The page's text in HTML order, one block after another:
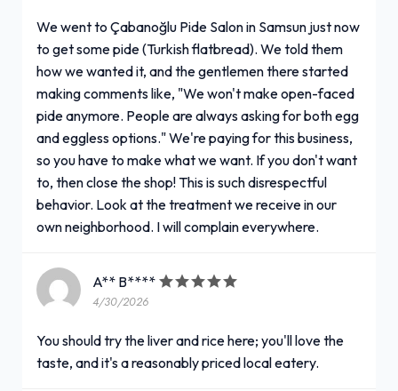
We went to Çabanoğlu Pide Salon in Samsun just now
to get some pide (Turkish flatbread). We told them
how we wanted it, and the gentlemen there started
making comments like, "We won't make open-faced
pide anymore. People are always asking for both egg
and eggless options." We're paying for this business,
so you have to make what we want. If you don't want
to, then close the shop! This is such disrespectful
behavior. Look at the treatment we receive in our
own neighborhood. I will complain everywhere.
A** B****
4/30/2026
You should try the liver and rice here; you'll love the
taste, and it's a reasonably priced local eatery.